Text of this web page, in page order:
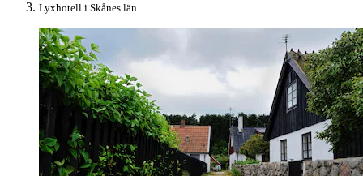
Lyxhotell i Skånes län